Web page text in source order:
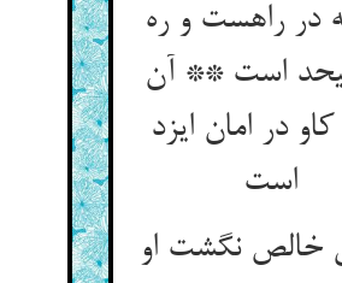
در راهست و ره
است ** آن
در امان ایزد
است‏
خالص نگشت او